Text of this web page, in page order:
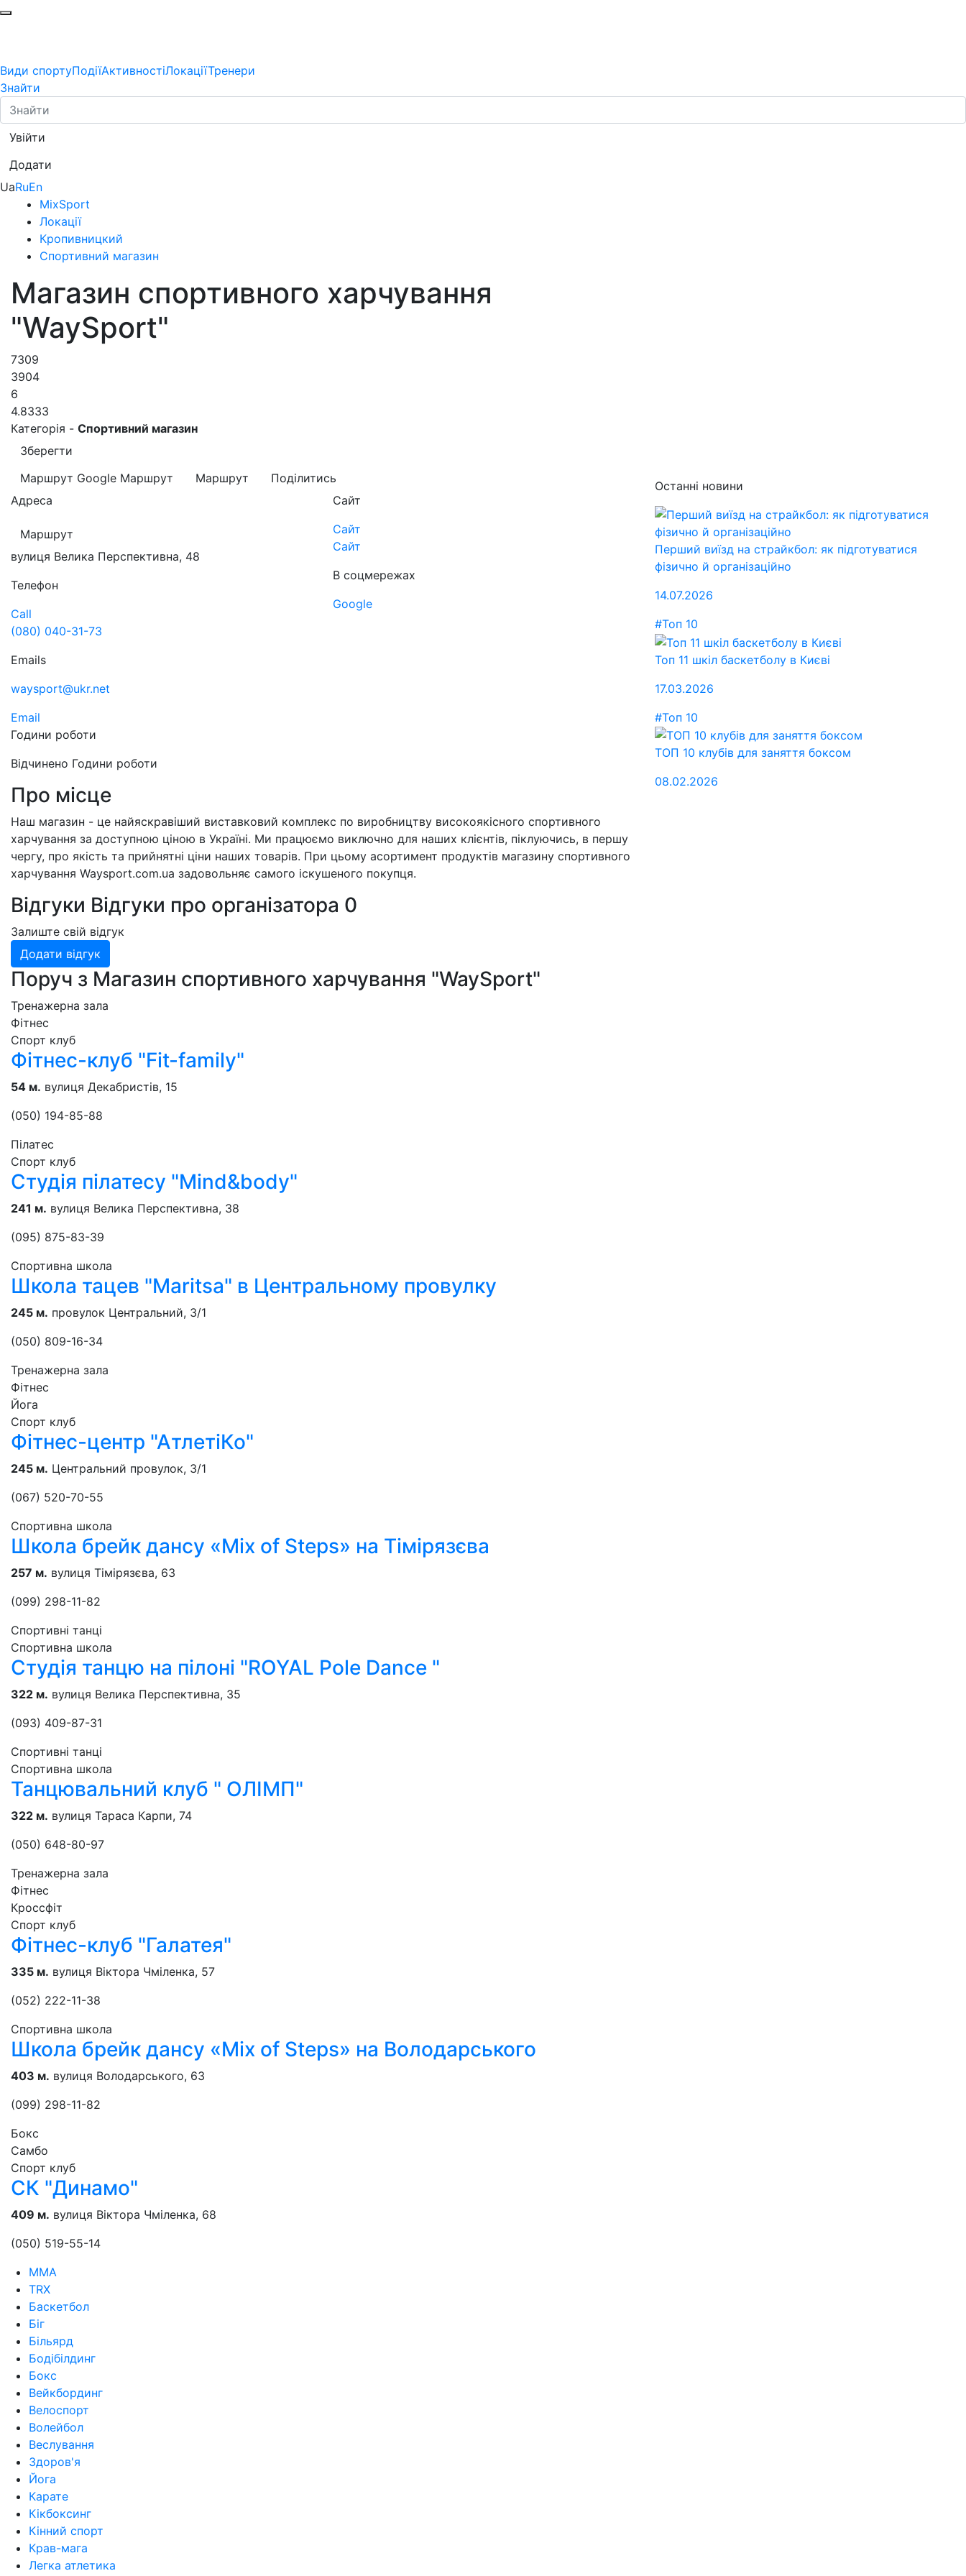
Види спортуПодіїАктивностіЛокаціїТренери
Знайти
Увійти
Додати
UaRuEn
MixSport
Локації
Кропивницкий
Спортивний магазин
Магазин спортивного харчування
"WaySport"
7309
3904
6
4.8333
Категорія - Спортивний магазин
Зберегти
Маршрут Google Маршрут Маршрут
Поділитись
Адреса
Маршрут
вулиця Велика Перспективна, 48
Телефон
Call
(080) 040-31-73
Emails
waysport@ukr.net
Email
Години роботи
Відчинено Години роботи
Сайт
Сайт
Сайт
В соцмережах
Google
Про місце
Наш магазин - це найяскравіший виставковий комплекс по виробництву високоякісного спортивного
харчування за доступною ціною в Україні. Ми працюємо виключно для наших клієнтів, піклуючись, в першу
чергу, про якість та прийнятні ціни наших товарів. При цьому асортимент продуктів магазину спортивного
харчування Waysport.com.ua задовольняє самого іскушеного покупця.
Відгуки Відгуки про організатора 0
Залиште свій відгук
Додати відгук
Поруч з Магазин спортивного харчування "WaySport"
Тренажерна зала
Фітнес
Спорт клуб
Фітнес-клуб "Fit-family"
54 м. вулиця Декабристів, 15
(050) 194-85-88
Пілатес
Спорт клуб
Студія пілатесу "Mind&body"
241 м. вулиця Велика Перспективна, 38
(095) 875-83-39
Спортивна школа
Школа тацев "Maritsa" в Центральному провулку
245 м. провулок Центральний, 3/1
(050) 809-16-34
Тренажерна зала
Фітнес
Йога
Спорт клуб
Фітнес-центр "АтлетіКо"
245 м. Центральний провулок, 3/1
(067) 520-70-55
Спортивна школа
Школа брейк дансу «Mix of Steps» на Тімірязєва
257 м. вулиця Тімірязєва, 63
(099) 298-11-82
Спортивні танці
Спортивна школа
Студія танцю на пілоні "ROYAL Pole Dance "
322 м. вулиця Велика Перспективна, 35
(093) 409-87-31
Спортивні танці
Спортивна школа
Танцювальний клуб " ОЛІМП"
322 м. вулиця Тараса Карпи, 74
(050) 648-80-97
Тренажерна зала
Фітнес
Кроссфіт
Спорт клуб
Фітнес-клуб "Галатея"
335 м. вулиця Віктора Чміленка, 57
(052) 222-11-38
Спортивна школа
Школа брейк дансу «Mix of Steps» на Володарського
403 м. вулиця Володарського, 63
(099) 298-11-82
Бокс
Самбо
Спорт клуб
СК "Динамо"
409 м. вулиця Віктора Чміленка, 68
(050) 519-55-14
Останні новини
Перший виїзд на страйкбол: як підготуватися
фізично й організаційно
14.07.2026
#Топ 10
Топ 11 шкіл баскетболу в Києві
17.03.2026
#Топ 10
ТОП 10 клубів для заняття боксом
08.02.2026
MMA
TRX
Баскетбол
Біг
Більярд
Бодібілдинг
Бокс
Вейкбординг
Велоспорт
Волейбол
Веслування
Здоров'я
Йога
Карате
Кікбоксинг
Кінний спорт
Крав-мага
Легка атлетика